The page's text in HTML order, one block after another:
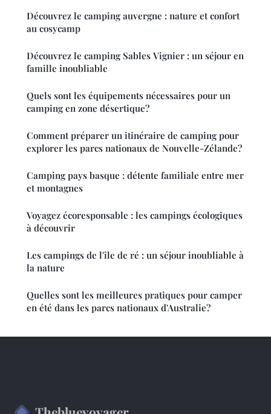
Découvrez le camping auvergne : nature et confort
au cosycamp
Découvrez le camping Sables Vignier : un séjour en
famille inoubliable
Quels sont les équipements nécessaires pour un
camping en zone désertique?
Comment préparer un itinéraire de camping pour
explorer les parcs nationaux de Nouvelle-Zélande?
Camping pays basque : détente familiale entre mer
et montagnes
Voyagez écoresponsable : les campings écologiques
à découvrir
Les campings de l'île de ré : un séjour inoubliable à
la nature
Quelles sont les meilleures pratiques pour camper
en été dans les parcs nationaux d'Australie?